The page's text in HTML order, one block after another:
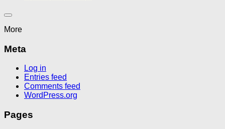
More
Meta
Log in
Entries feed
Comments feed
WordPress.org
Pages